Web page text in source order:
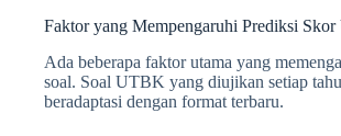
Faktor yang Mempengaruhi Prediksi
Ada beberapa faktor utama yang
soal. Soal UTBK yang diujikan setiap
beradaptasi dengan format terbaru.